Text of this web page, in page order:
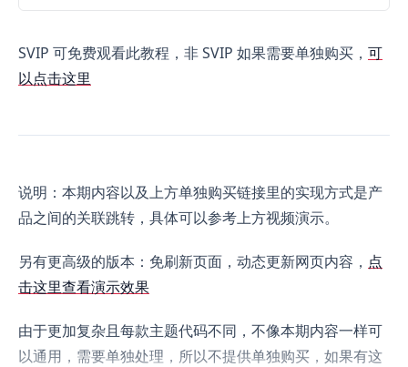
SVIP 可免费观看此教程，非 SVIP 如果需要单独购买， 可
以点击这里
说明：本期内容以及上方单独购买链接里的实现方式是产
品之间的关联跳转，具体可以参考上方视频演示。
另有更高级的版本：免刷新页面，动态更新网页内容， 点
击这里查看演示效果
由于更加复杂且每款主题代码不同，不像本期内容一样可
以通用，需要单独处理，所以不提供单独购买，如果有这